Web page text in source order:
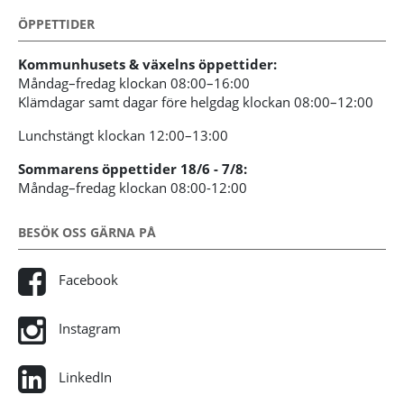
ÖPPETTIDER
Kommunhusets & växelns öppettider:
Måndag–fredag klockan 08:00–16:00
Klämdagar samt dagar före helgdag klockan 08:00–12:00
Lunchstängt klockan 12:00–13:00
Sommarens öppettider 18/6 - 7/8:
Måndag–fredag klockan 08:00-12:00
BESÖK OSS GÄRNA PÅ
Facebook
Instagram
LinkedIn